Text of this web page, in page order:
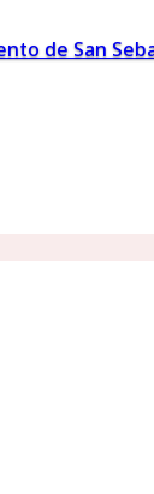
de San